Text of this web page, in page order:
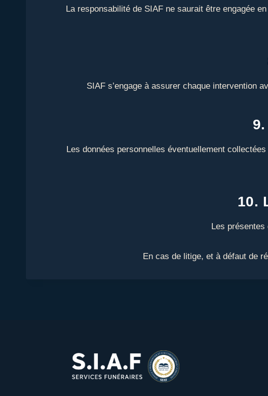
La responsabilité de SIAF ne saurait être engagée
SIAF s’engage à assurer chaque intervention
Les données personnelles éventuellement
10.
Les
En cas de litige, et à défaut de